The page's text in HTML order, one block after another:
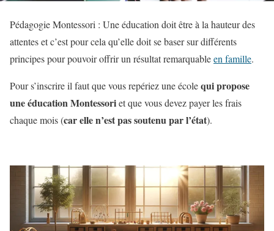
Pédagogie Montessori : Une éducation doit être à la hauteur des
attentes et c’est pour cela qu’elle doit se baser sur différents
principes pour pouvoir offrir un résultat remarquableen famille.
Pour s’inscrire il faut que vous repériez une écolequi propose
une éducation Montessoriet que vous devez payer les frais
chaque mois (car elle n’est pas soutenu par l’état).